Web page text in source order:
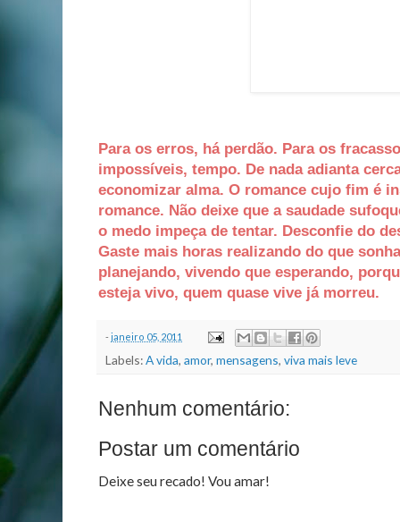
Para os erros, há perdão. Para os
impossíveis, tempo. De nada adianta
economizar alma. O romance cujo fim é
romance. Não deixe que a saudade
o medo impeça de tentar. Desconfie do
Gaste mais horas realizando do que
planejando, vivendo que esperando,
esteja vivo, quem quase vive já morreu.
-janeiro 05, 2011
Labels:A vida, amor, mensagens, viva mais leve
Nenhum comentário:
Postar um comentário
Deixe seu recado! Vou amar!